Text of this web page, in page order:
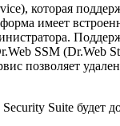
которая
имеет
SSM (Dr.Web
позволяет
Suite будет